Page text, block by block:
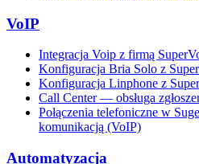
VoIP
Integracja Voip z firmą
Konfiguracja Bria Solo z
Konfiguracja Linphone z
Call Center — obsługa
Połączenia telefoniczne w
komunikacją (VoIP)
Automatyzacja